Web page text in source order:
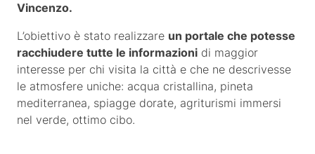
Vincenzo.
L’obiettivo è stato realizzare un portale che potesse
racchiudere tutte le informazioni di maggior
interesse per chi visita la città e che ne descrivesse
le atmosfere uniche: acqua cristallina, pineta
mediterranea, spiagge dorate, agriturismi immersi
nel verde, ottimo cibo.